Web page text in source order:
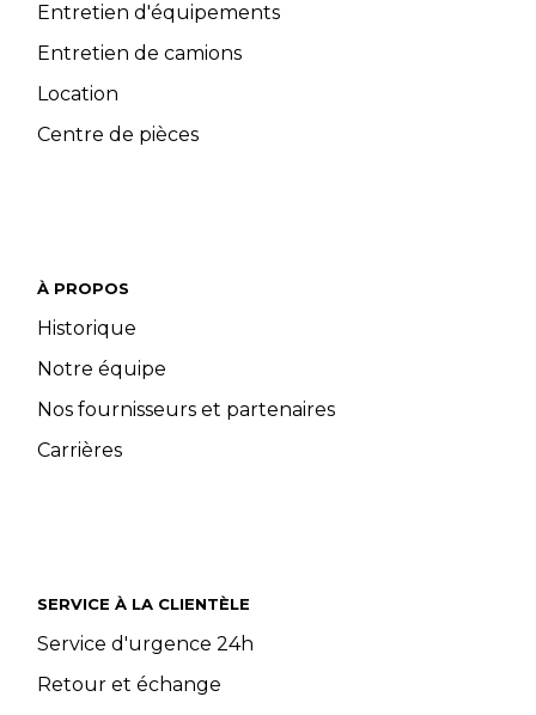
Entretien d'équipements
Entretien de camions
Location
Centre de pièces
À PROPOS
Historique
Notre équipe
Nos fournisseurs et partenaires
Carrières
SERVICE À LA CLIENTÈLE
Service d'urgence 24h
Retour et échange